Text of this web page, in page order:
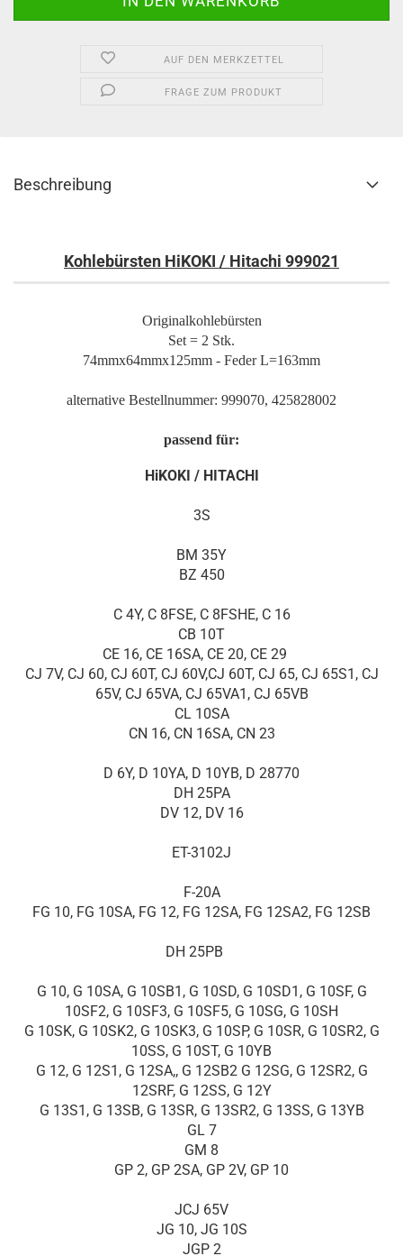
AUF DEN MERKZETTEL
FRAGE ZUM PRODUKT
Beschreibung
Kohlebürsten HiKOKI / Hitachi 999021
Originalkohlebürsten
Set = 2 Stk.
74mmx64mmx125mm - Feder L=163mm
alternative Bestellnummer: 999070, 425828002
passend für:
HiKOKI / HITACHI
3S
BM 35Y
BZ 450
C 4Y, C 8FSE, C 8FSHE, C 16
CB 10T
CE 16, CE 16SA, CE 20, CE 29
CJ 7V, CJ 60, CJ 60T, CJ 60V,CJ 60T, CJ 65, CJ 65S1, CJ
65V, CJ 65VA, CJ 65VA1, CJ 65VB
CL 10SA
CN 16, CN 16SA, CN 23
D 6Y, D 10YA, D 10YB, D 28770
DH 25PA
DV 12, DV 16
ET-3102J
F-20A
FG 10, FG 10SA, FG 12, FG 12SA, FG 12SA2, FG 12SB
DH 25PB
G 10, G 10SA, G 10SB1, G 10SD, G 10SD1, G 10SF, G
10SF2, G 10SF3, G 10SF5, G 10SG, G 10SH
G 10SK, G 10SK2, G 10SK3, G 10SP, G 10SR, G 10SR2, G
10SS, G 10ST, G 10YB
G 12, G 12S1, G 12SA,, G 12SB2 G 12SG, G 12SR2, G
12SRF, G 12SS, G 12Y
G 13S1, G 13SB, G 13SR, G 13SR2, G 13SS, G 13YB
GL 7
GM 8
GP 2, GP 2SA, GP 2V, GP 10
JCJ 65V
JG 10, JG 10S
JGP 2